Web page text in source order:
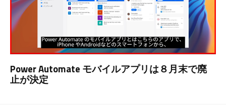
Power Automate モバイルアプリは８月末で廃
止が決定